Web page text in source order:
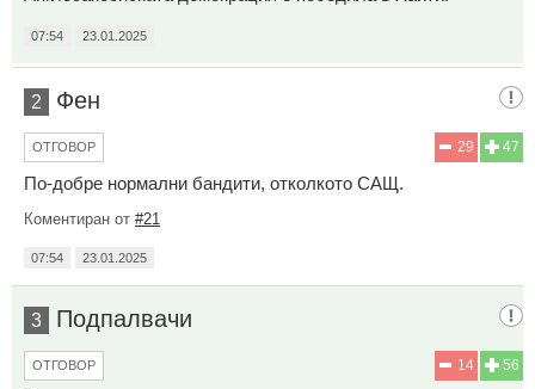
07:54 23.01.2025
2 Фен
47
29
ОТГОВОР
По-добре нормални бандити, отколкото САЩ.
Коментиран от #21
07:54 23.01.2025
3 Подпалвачи
56
14
ОТГОВОР